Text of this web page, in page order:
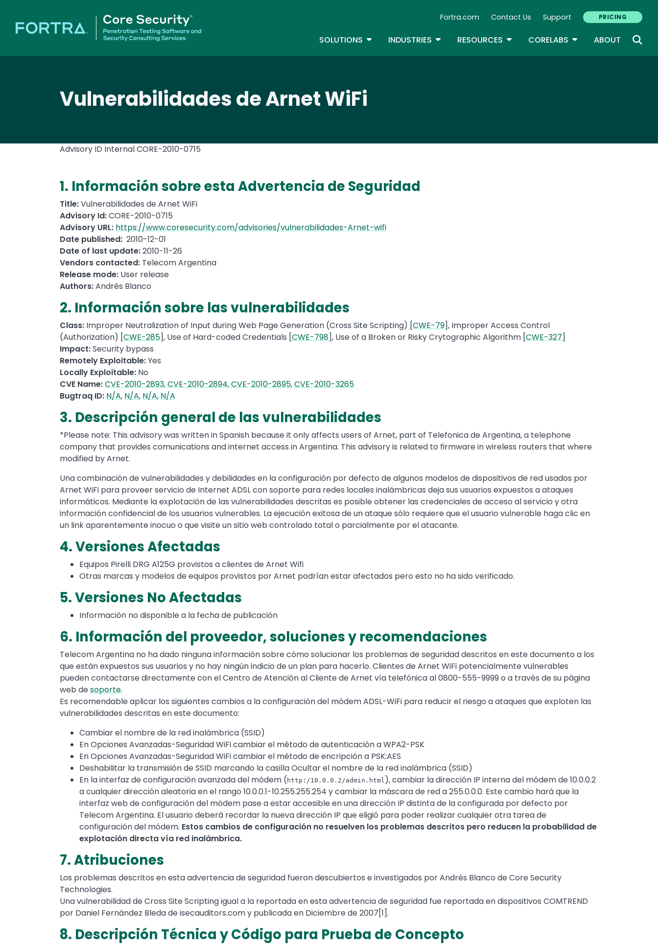
content
Secondary Navigation
Fortra.com Contact Us Support PRICING
SOLUTIONS TOGGLE DROPDOWN
INDUSTRIES TOGGLE DROPDOWN
RESOURCES TOGGLE DROPDOWN
CORELABS TOGGLE DROPDOWN
ABOUT
Vulnerabilidades de Arnet WiFi
Advisory ID InternalCORE-2010-0715
1. Información sobre esta Advertencia de Seguridad
Title:Vulnerabilidades de Arnet WiFi
Advisory Id:CORE-2010-0715
Advisory URL: https://www.coresecurity.com/advisories/vulnerabilidades-Arnet-wifi
Date published: 2010-12-01
Date of last update:2010-11-26
Vendors contacted: Telecom Argentina
Release mode: User release
Authors:Andrés Blanco
2. Información sobre las vulnerabilidades
Class: Improper Neutralization of Input during Web Page Generation (Cross Site Scripting) [CWE-79], Improper Access Control
(Authorization) [CWE-285], Use of Hard-coded Credentials [CWE-798], Use of a Broken or Risky Crytographic Algorithm [CWE-327]
Impact:Security bypass
Remotely Exploitable:Yes
Locally Exploitable: No
CVE Name:CVE-2010-2893,CVE-2010-2894,CVE-2010-2895,CVE-2010-3265
Bugtraq ID: N/A, N/A, N/A, N/A
3. Descripción general de las vulnerabilidades
*Please note: This advisory was written in Spanish because it only affects users of Arnet, part of Telefonica de Argentina, a telephone
company that provides comunications and internet access in Argentina. This advisory is related to firmware in wireless routers that where
modified by Arnet.
Una combinación de vulnerabilidades y debilidades en la configuración por defecto de algunos modelos de dispositivos de red usados por
Arnet WiFi para proveer servicio de Internet ADSL con soporte para redes locales inalámbricas deja sus usuarios expuestos a ataques
informáticos. Mediante la explotación de las vulnerabilidades descritas es posible obtener las credenciales de acceso al servicio y otra
información confidencial de los usuarios vulnerables. La ejecución exitosa de un ataque sólo requiere que el usuario vulnerable haga clic en
un link aparentemente inocuo o que visite un sitio web controlado total o parcialmente por el atacante.
4. Versiones Afectadas
Equipos Pirelli DRG A125G provistos a clientes de Arnet Wifi
Otras marcas y modelos de equipos provistos por Arnet podrían estar afectados pero esto no ha sido verificado.
5. Versiones No Afectadas
Información no disponible a la fecha de publicación
6. Información del proveedor, soluciones y recomendaciones
Telecom Argentina no ha dado ninguna información sobre cómo solucionar los problemas de seguridad descritos en este documento a los
que están expuestos sus usuarios y no hay ningún indicio de un plan para hacerlo. Clientes de Arnet WiFi potencialmente vulnerables
pueden contactarse directamente con el Centro de Atención al Cliente de Arnet vía telefónica al 0800-555-9999 o a través de su página
web desoporte.
Es recomendable aplicar los siguientes cambios a la configuración del módem ADSL-WiFi para reducir el riesgo a ataques que exploten las
vulnerabilidades descritas en este documento:
Cambiar el nombre de la red inalámbrica (SSID)
En Opciones Avanzadas-Seguridad WiFi cambiar el método de autenticación a WPA2-PSK
En Opciones Avanzadas-Seguridad WiFi cambiar el método de encripción a PSK:AES
Deshabilitar la transmisión de SSID marcando la casilla Ocultar el nombre de la red inalámbrica (SSID)
En la interfaz de configuración avanzada del módem ( http:/10.0.0.2/admin.html ), cambiar la dirección IP interna del módem de 10.0.0.2
a cualquier dirección aleatoria en el rango 10.0.0.1-10.255.255.254 y cambiar la máscara de red a 255.0.0.0. Este cambio hará que la
interfaz web de configuración del módem pase a estar accesible en una dirección IP distinta de la configurada por defecto por
Telecom Argentina. El usuario deberá recordar la nueva dirección IP que eligió para poder realizar cualquier otra tarea de
configuración del módem. Estos cambios de configuración no resuelven los problemas descritos pero reducen la probabilidad de
explotación directa vía red inalámbrica.
7. Atribuciones
Los problemas descritos en esta advertencia de seguridad fueron descubiertos e investigados por Andrés Blanco de Core Security
Technologies.
Una vulnerabilidad de Cross Site Scripting igual a la reportada en esta advertencia de seguridad fue reportada en dispositivos COMTREND
por Daniel Fernández Bleda de isecauditors.com y publicada en Diciembre de 2007[1].
8. Descripción Técnica y Código para Prueba de Concepto